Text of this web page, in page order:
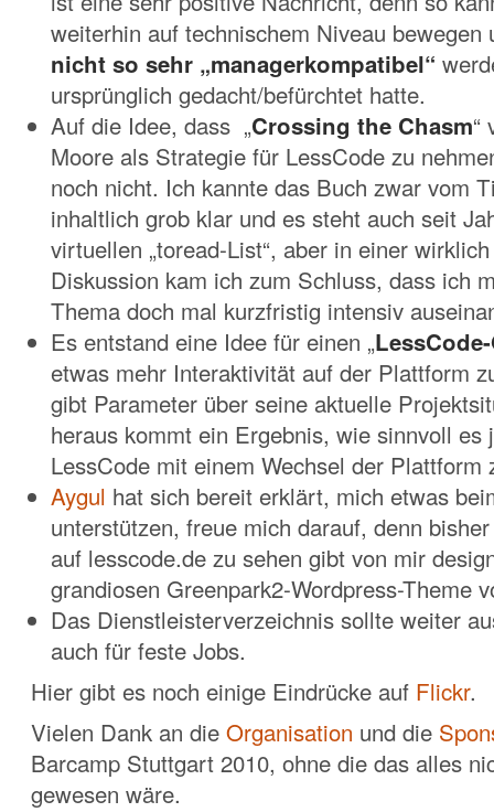
weiterhin auf technischem Niveau bewegen
nicht so sehr „managerkompatibel“
ursprünglich gedacht/befürchtet hatte.
Auf die Idee, dass „Crossing the Chasm“
Moore als Strategie für LessCode zu
noch nicht. Ich kannte das Buch zwar vom
inhaltlich grob klar und es steht auch seit
virtuellen „toread-List“, aber in einer
Diskussion kam ich zum Schluss, dass ich
Thema doch mal kurzfristig intensiv
Es entstand eine Idee für einen „
etwas mehr Interaktivität auf der Plattform
gibt Parameter über seine aktuelle
heraus kommt ein Ergebnis, wie sinnvoll es
LessCode mit einem Wechsel der Plattform
Aygul hat sich bereit erklärt, mich etwas
unterstützen, freue mich darauf, denn
auf lesscode.de zu sehen gibt von mir
grandiosen Greenpark2-Wordpress-Theme
Das Dienstleisterverzeichnis sollte weiter
auch für feste Jobs.
Hier gibt es noch einige Eindrücke auf Flickr.
Vielen Dank an die Organisation und die
Barcamp Stuttgart 2010, ohne die das alles
gewesen wäre.